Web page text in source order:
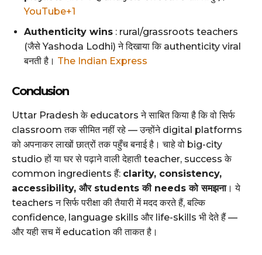
YouTube+1
Authenticity wins : rural/grassroots teachers
(जैसे Yashoda Lodhi) ने दिखाया कि authenticity viral
बनती है। The Indian Express
Conclusion
Uttar Pradesh के educators ने साबित किया है कि वो सिर्फ
classroom तक सीमित नहीं रहे — उन्होंने digital platforms
को अपनाकर लाखों छात्रों तक पहुँच बनाई है। चाहे वो big-city
studio हों या घर से पढ़ाने वाली देहाती teacher, success के
common ingredients हैं: clarity, consistency,
accessibility, और students की needs को समझना। ये
teachers न सिर्फ परीक्षा की तैयारी में मदद करते हैं, बल्कि
confidence, language skills और life-skills भी देते हैं —
और यही सच में education की ताकत है।